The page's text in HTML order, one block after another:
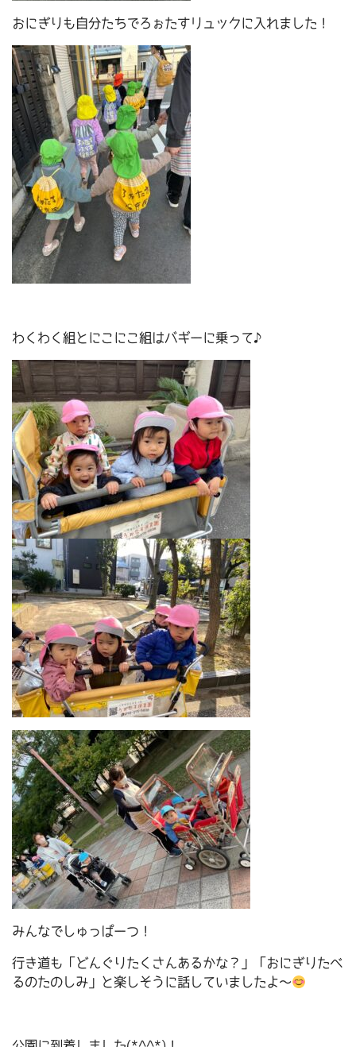
おにぎりも自分たちでろぉたすリュックに入れました！
わくわく組とにこにこ組はバギーに乗って♪
みんなでしゅっぱーつ！
行き道も「どんぐりたくさんあるかな？」「おにぎりたべ
るのたのしみ」と楽しそうに話していましたよ～